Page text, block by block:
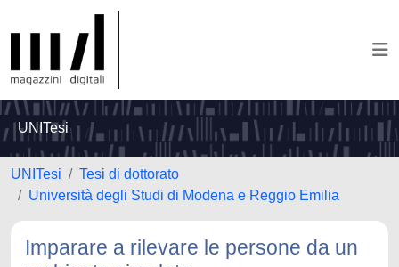
UNITesi
UNITesi
Tesi di dottorato
Università degli Studi di Modena e Reggio Emilia
Imparare a rilevare le persone da un